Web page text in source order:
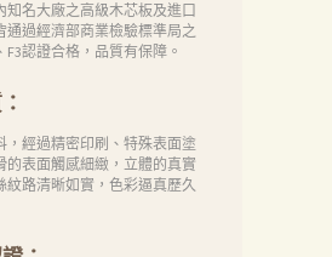
知名大廠之高級木芯板及進口
通過經濟部商業檢驗標準局之
F3認證合格，品質有保障。
，經過精密印刷、特殊表面塗
的表面觸感細緻，立體的真實
紋路清晰如實，色彩逼真歷久